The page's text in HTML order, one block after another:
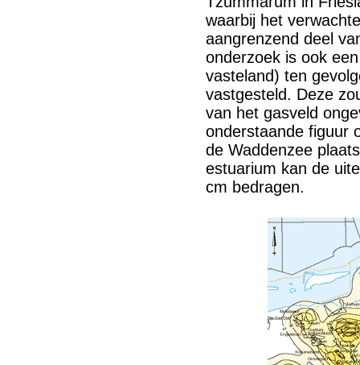
waarbij het
aangrenzend deel
onderzoek is ook
vasteland) ten
vastgesteld. Deze
van het gasveld
onderstaande figuur
de Waddenzee
estuarium kan de
cm bedragen.